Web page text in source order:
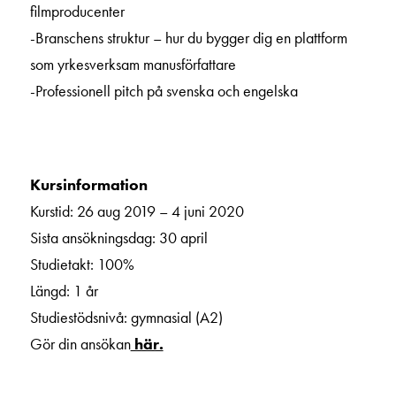
filmproducenter
-Branschens struktur – hur du bygger dig en plattform
som yrkesverksam manusförfattare
-Professionell pitch på svenska och engelska
Kursinformation
Kurstid: 26 aug 2019 – 4 juni 2020
Sista ansökningsdag: 30 april
Studietakt: 100%
Längd: 1 år
Studiestödsnivå: gymnasial (A2)
Gör din ansökanhär.